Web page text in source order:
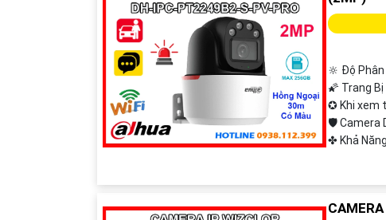
🔆 Độ Phân
🌠 Trang Bị
✪ Khi xem
🛡 Camera
️✤ Khả